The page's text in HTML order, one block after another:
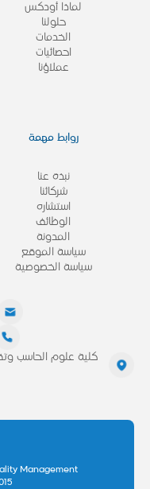
لماذا أودكس
حلولنا
الخدمات
احصائيات
عملاؤنا
روابط مهمة
نبذة عنا
شركائنا
استشاره
الوظائف
المدونة
سياسة الموقع
سياسة الخصوصية
كلية علوم الحاسب
Management